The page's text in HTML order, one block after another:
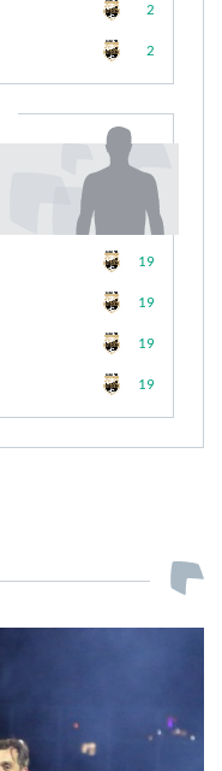
2
2
19
19
19
19